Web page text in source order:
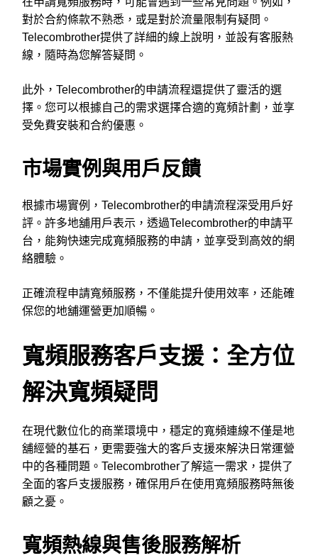
對於合約條款不熟悉，或是對於流量限制有疑問。
Telecombrother提供了詳細的線上說明，並設有客服熱
線，隨時為您解答疑問。
此外，Telecombrother的申請流程還提供了靈活的選
擇。您可以根據自己的需求選擇合適的寬頻計劃，並享
受免費安裝和合約優惠。
市場實例與用戶反饋
根據市場實例，Telecombrother的申請流程深受用戶好
評。許多地舖用戶表示，透過Telecombrother的申請平
台，能夠快速完成寬頻服務的申請，並享受到高效的網
絡體驗。
正確流程申請寬頻服務，不僅能提升使用效率，还能確
保您的地舖運營更加順暢。
寬頻服務客戶支援：全方位
解決寬頻疑問
在現代數位化的商業環境中，穩定的寬頻連線不僅是地
舖經營的基石，更需要強大的客戶支援來解決日常運營
中的各種問題。Telecombrother了解這一需求，提供了
全面的客戶支援服務，確保用戶在使用寬頻服務時無後
顧之憂。
寬頻熱線與售後服務解析